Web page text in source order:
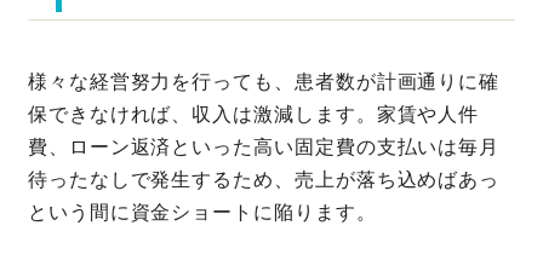
様々な経営努力を行っても、患者数が計画通りに確
保できなければ、収入は激減します。家賃や人件
費、ローン返済といった高い固定費の支払いは毎月
待ったなしで発生するため、売上が落ち込めばあっ
という間に資金ショートに陥ります。